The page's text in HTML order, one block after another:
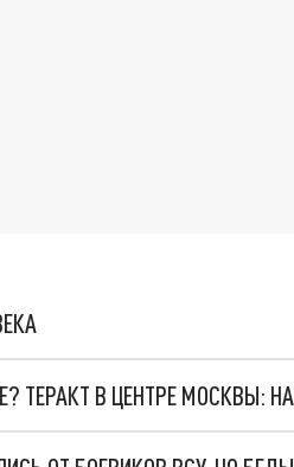
ТЕРАКТ В ЦЕНТРЕ МОСКВЫ: